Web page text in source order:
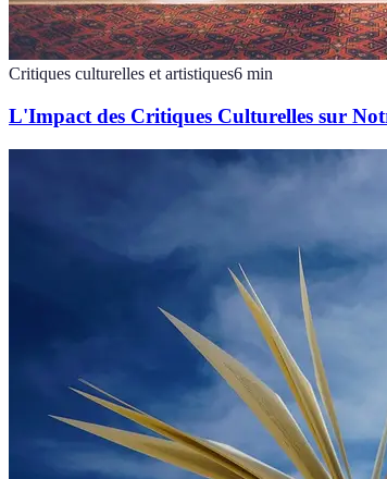
Critiques culturelles et artistiques6 min
L'Impact des Critiques Culturelles sur